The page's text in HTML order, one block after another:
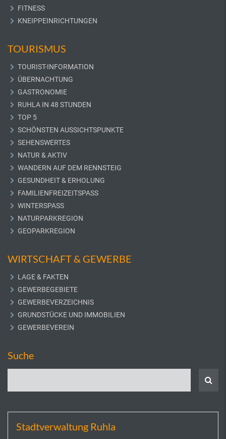
FITNESS
KNEIPPEINRICHTUNGEN
TOURISMUS
TOURIST-INFORMATION
ÜBERNACHTUNG
GASTRONOMIE
RUHLA IN 48 STUNDEN
TOP 5
SCHÖNSTEN AUSSICHTSPUNKTE
SEHENSWERTES
NATUR & AKTIV
WANDERN AUF DEM RENNSTEIG
GESUNDHEIT & ERHOLUNG
FAMILIENFREIZEITSPASS
WINTERSPASS
NATURPARKREGION
GEOPARKREGION
WIRTSCHAFT & GEWERBE
LAGE & FAKTEN
GEWERBEGEBIETE
GEWERBEVERZEICHNIS
GRUNDSTÜCKE UND IMMOBILIEN
GEWERBEVEREIN
Suche
Stadtverwaltung Ruhla